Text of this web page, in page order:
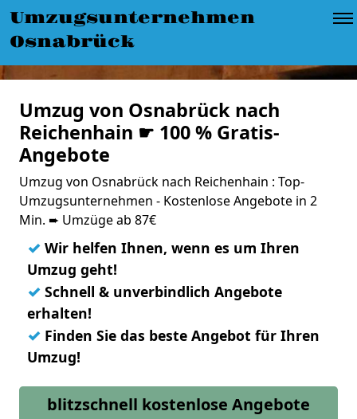
Umzugsunternehmen
Osnabrück
Umzug von Osnabrück nach
Reichenhain ☛ 100 % Gratis-
Angebote
Umzug von Osnabrück nach Reichenhain : Top-
Umzugsunternehmen - Kostenlose Angebote in 2
Min. ➨ Umzüge ab 87€
✓ Wir helfen Ihnen, wenn es um Ihren
Umzug geht!
✓ Schnell & unverbindlich Angebote
erhalten!
✓ Finden Sie das beste Angebot für Ihren
Umzug!
blitzschnell kostenlose Angebote